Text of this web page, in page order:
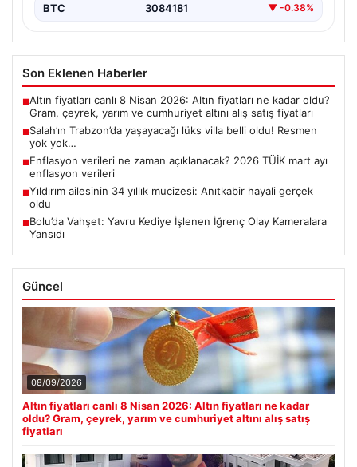
BTC 3084181 ▼ -0.38%
Son Eklenen Haberler
■Altın fiyatları canlı 8 Nisan 2026: Altın fiyatları ne kadar oldu?
Gram, çeyrek, yarım ve cumhuriyet altını alış satış fiyatları
■Salah’ın Trabzon’da yaşayacağı lüks villa belli oldu! Resmen
yok yok…
■Enflasyon verileri ne zaman açıklanacak? 2026 TÜİK mart ayı
enflasyon verileri
■Yıldırım ailesinin 34 yıllık mucizesi: Anıtkabir hayali gerçek
oldu
■Bolu’da Vahşet: Yavru Kediye İşlenen İğrenç Olay Kameralara
Yansıdı
Güncel
08/09/2026
Altın fiyatları canlı 8 Nisan 2026: Altın fiyatları ne kadar
oldu? Gram, çeyrek, yarım ve cumhuriyet altını alış satış
fiyatları